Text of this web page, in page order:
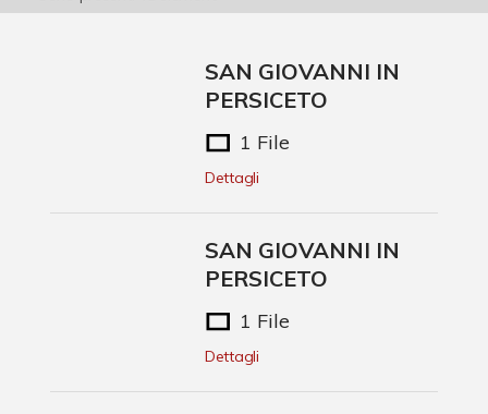
SAN GIOVANNI IN
PERSICETO
1 File
Dettagli
SAN GIOVANNI IN
PERSICETO
1 File
Dettagli